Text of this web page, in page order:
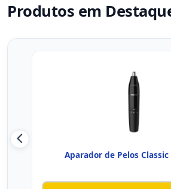
Produtos em
Aparador de Pelos